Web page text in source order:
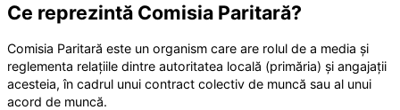
Ce reprezintă Comisia Paritară?
Comisia Paritară este un organism care are rolul de a media și
reglementa relațiile dintre autoritatea locală (primăria) și angajații
acesteia, în cadrul unui contract colectiv de muncă sau al unui
acord de muncă.